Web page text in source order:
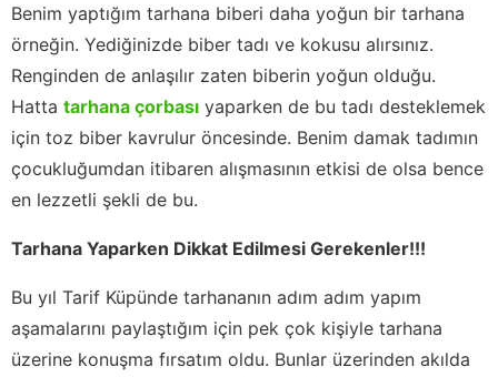
Benim yaptığım tarhana biberi daha yoğun bir tarhana
örneğin. Yediğinizde biber tadı ve kokusu alırsınız.
Renginden de anlaşılır zaten biberin yoğun olduğu.
Hatta tarhana çorbası yaparken de bu tadı desteklemek
için toz biber kavrulur öncesinde. Benim damak tadımın
çocukluğumdan itibaren alışmasının etkisi de olsa bence
en lezzetli şekli de bu.
Tarhana Yaparken Dikkat Edilmesi Gerekenler!!!
Bu yıl Tarif Küpünde tarhananın adım adım yapım
aşamalarını paylaştığım için pek çok kişiyle tarhana
üzerine konuşma fırsatım oldu. Bunlar üzerinden akılda